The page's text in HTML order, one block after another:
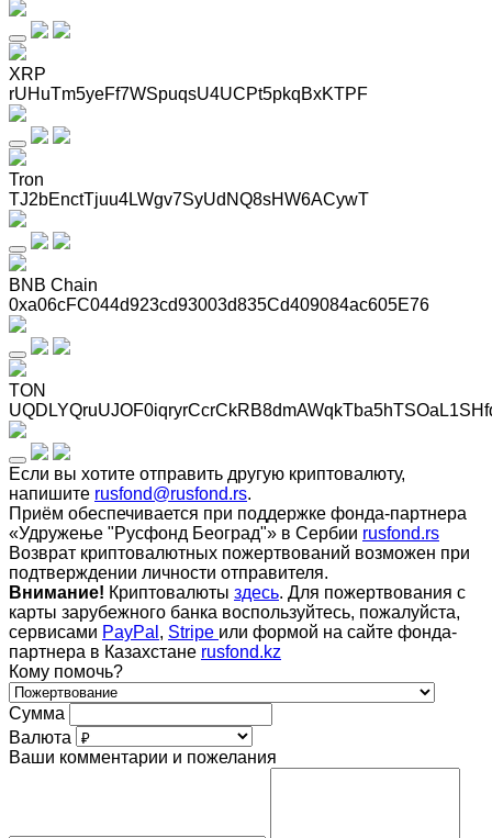
XRP
rUHuTm5yeFf7WSpuqsU4UCPt5pkqBxKTPF
Tron
TJ2bEnctTjuu4LWgv7SyUdNQ8sHW6ACywT
BNB Chain
0xa06cFC044d923cd93003d835Cd409084ac605E76
TON
Если вы хотите отправить другую криптовалюту,
напишите rusfond@rusfond.rs.
Приём обеспечивается при поддержке фонда-партнера
«Удружење "Русфонд Београд"» в Сербии rusfond.rs
Возврат криптовалютных пожертвований возможен при
подтверждении личности отправителя.
Внимание! Криптовалюты здесь. Для пожертвования с
карты зарубежного банка воспользуйтесь, пожалуйста,
сервисами PayPal , Stripe или формой на сайте фонда-
партнера в Казахстане rusfond.kz
Кому помочь?
Сумма
Валюта
Ваши комментарии и пожелания